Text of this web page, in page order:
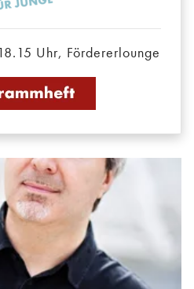
Uhr, Fördererlounge